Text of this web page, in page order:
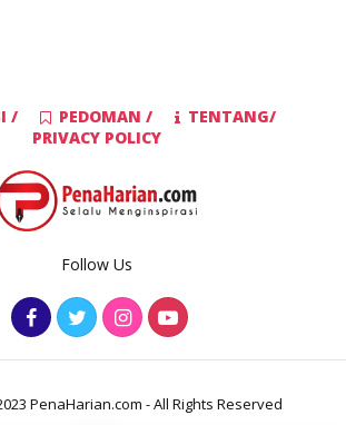
/ PEDOMAN /
TENTANG/
PRIVACY POLICY
Follow Us
PenaHarian.com - All Rights Reserved